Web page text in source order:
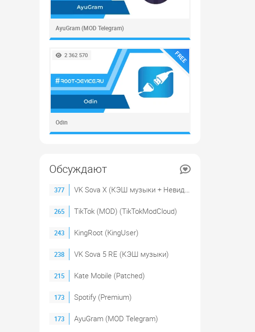
AyuGram (MOD Telegram)
FREE
2 362 570
Odin
Обсуждают
377 VK Sova X (КЭШ музыки + Невидимка)
265 TikTok (MOD) (TikTokModCloud)
243 KingRoot (KingUser)
238 VK Sova 5 RE (КЭШ музыки)
215 Kate Mobile (Patched)
173 Spotify (Premium)
173 AyuGram (MOD Telegram)